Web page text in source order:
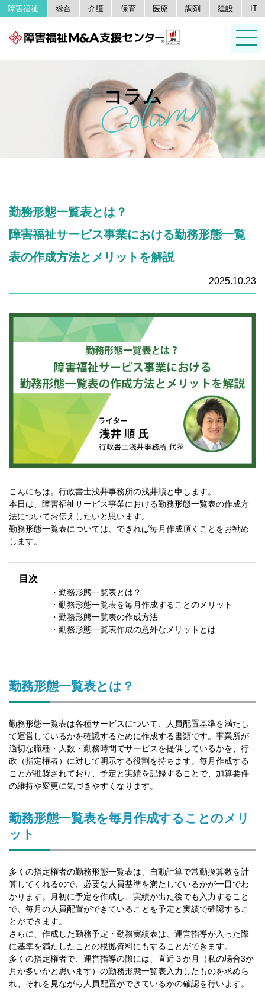
障害福祉 総合 介護 保育 医療 調剤 建設 IT
コラム
勤務形態一覧表とは？
障害福祉サービス事業における勤務形態一覧
表の作成方法とメリットを解説
2025.10.23
こんにちは。行政書士浅井事務所の浅井順と申します。
本日は、障害福祉サービス事業における勤務形態一覧表の作成方
法についてお伝えしたいと思います。
勤務形態一覧表については、できれば毎月作成頂くことをお勧め
します。
目次
・勤務形態一覧表とは？
・勤務形態一覧表を毎月作成することのメリット
・勤務形態一覧表の作成方法
・勤務形態一覧表作成の意外なメリットとは
勤務形態一覧表とは？
勤務形態一覧表は各種サービスについて、人員配置基準を満たし
て運営しているかを確認するために作成する書類です。事業所が
適切な職種・人数・勤務時間でサービスを提供しているかを、行
政（指定権者）に対して明示する役割を持ちます。毎月作成する
ことが推奨されており、予定と実績を記録することで、加算要件
の維持や変更に気づきやすくなります。
勤務形態一覧表を毎月作成することのメリ
ット
多くの指定権者の勤務形態一覧表は、自動計算で常勤換算数を計
算してくれるので、必要な人員基準を満たしているかが一目でわ
かります。月初に予定を作成し、実績が出た後でも入力すること
で、毎月の人員配置ができていることを予定と実績で確認するこ
とができます。
さらに、作成した勤務予定・勤務実績表は、運営指導が入った際
に基準を満たしたことの根拠資料にもすることができます。
多くの指定権者で、運営指導の際には、直近３か月（私の場合3か
月が多いかと思います）の勤務形態一覧表入力したものを求めら
れ、それを見ながら人員配置ができているかの確認を行います。